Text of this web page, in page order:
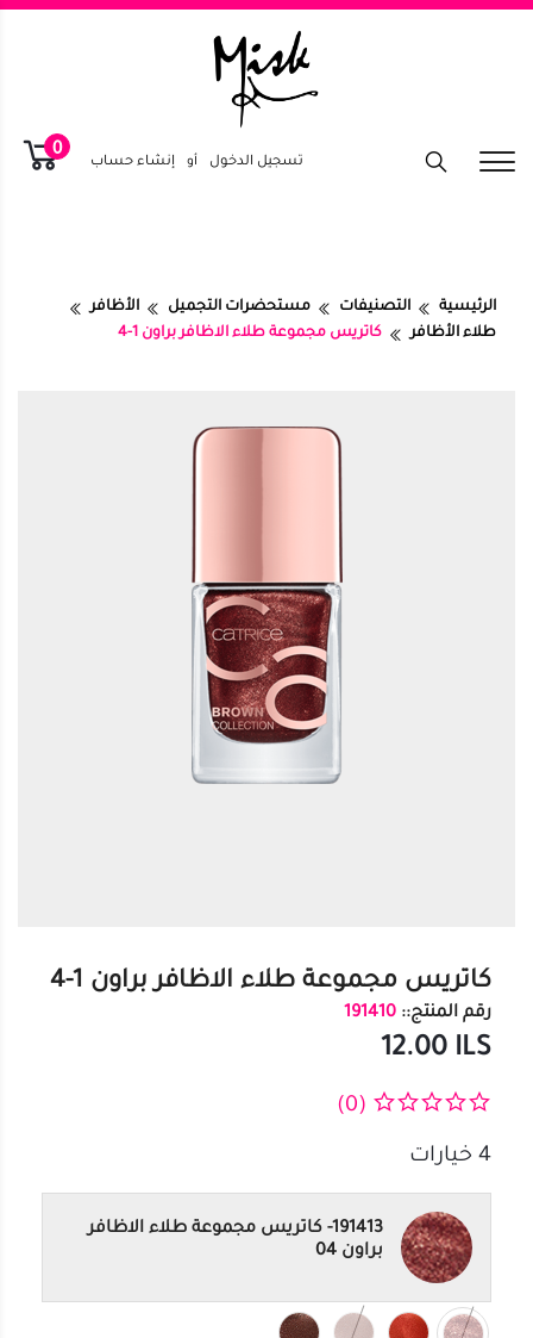
تسجيل الدخول أو إنشاء حساب
0
الرئيسية التصنيفات مستحضرات التجميل
الأظافر
طلاء الأظافر
كاتريس مجموعة طلاء الاظافر براون 1-4
كاتريس مجموعة طلاء الاظافر براون 1-4
رقم المنتج:: 191410
12.00 ILS
(0)
4 خيارات
191413- كاتريس مجموعة طلاء الاظافر
براون 04